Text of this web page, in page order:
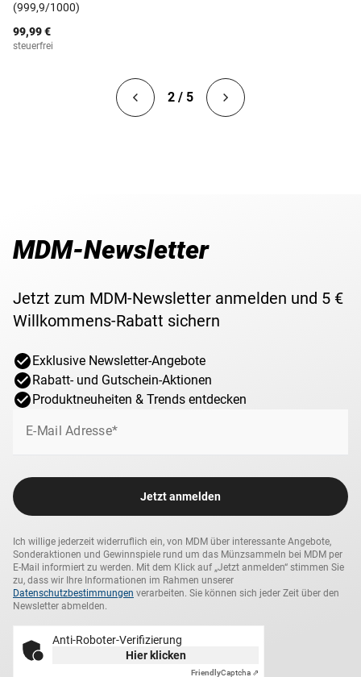
(999,9/1000)
99,99 €
steuerfrei
2 / 5
MDM-Newsletter
Jetzt zum MDM-Newsletter anmelden und 5 €
Willkommens-Rabatt sichern
Exklusive Newsletter-Angebote
Rabatt- und Gutschein-Aktionen
Produktneuheiten & Trends entdecken
E-Mail Adresse*
Jetzt anmelden
Ich willige jederzeit widerruflich ein, von MDM über interessante Angebote,
Sonderaktionen und Gewinnspiele rund um das Münzsammeln bei MDM per
E-Mail informiert zu werden. Mit dem Klick auf „Jetzt anmelden“ stimmen Sie
zu, dass wir Ihre Informationen im Rahmen unserer
Datenschutzbestimmungen verarbeiten. Sie können sich jeder Zeit über den
Newsletter abmelden.
Anti-Roboter-Verifizierung
Hier klicken
FriendlyCaptcha ⇗